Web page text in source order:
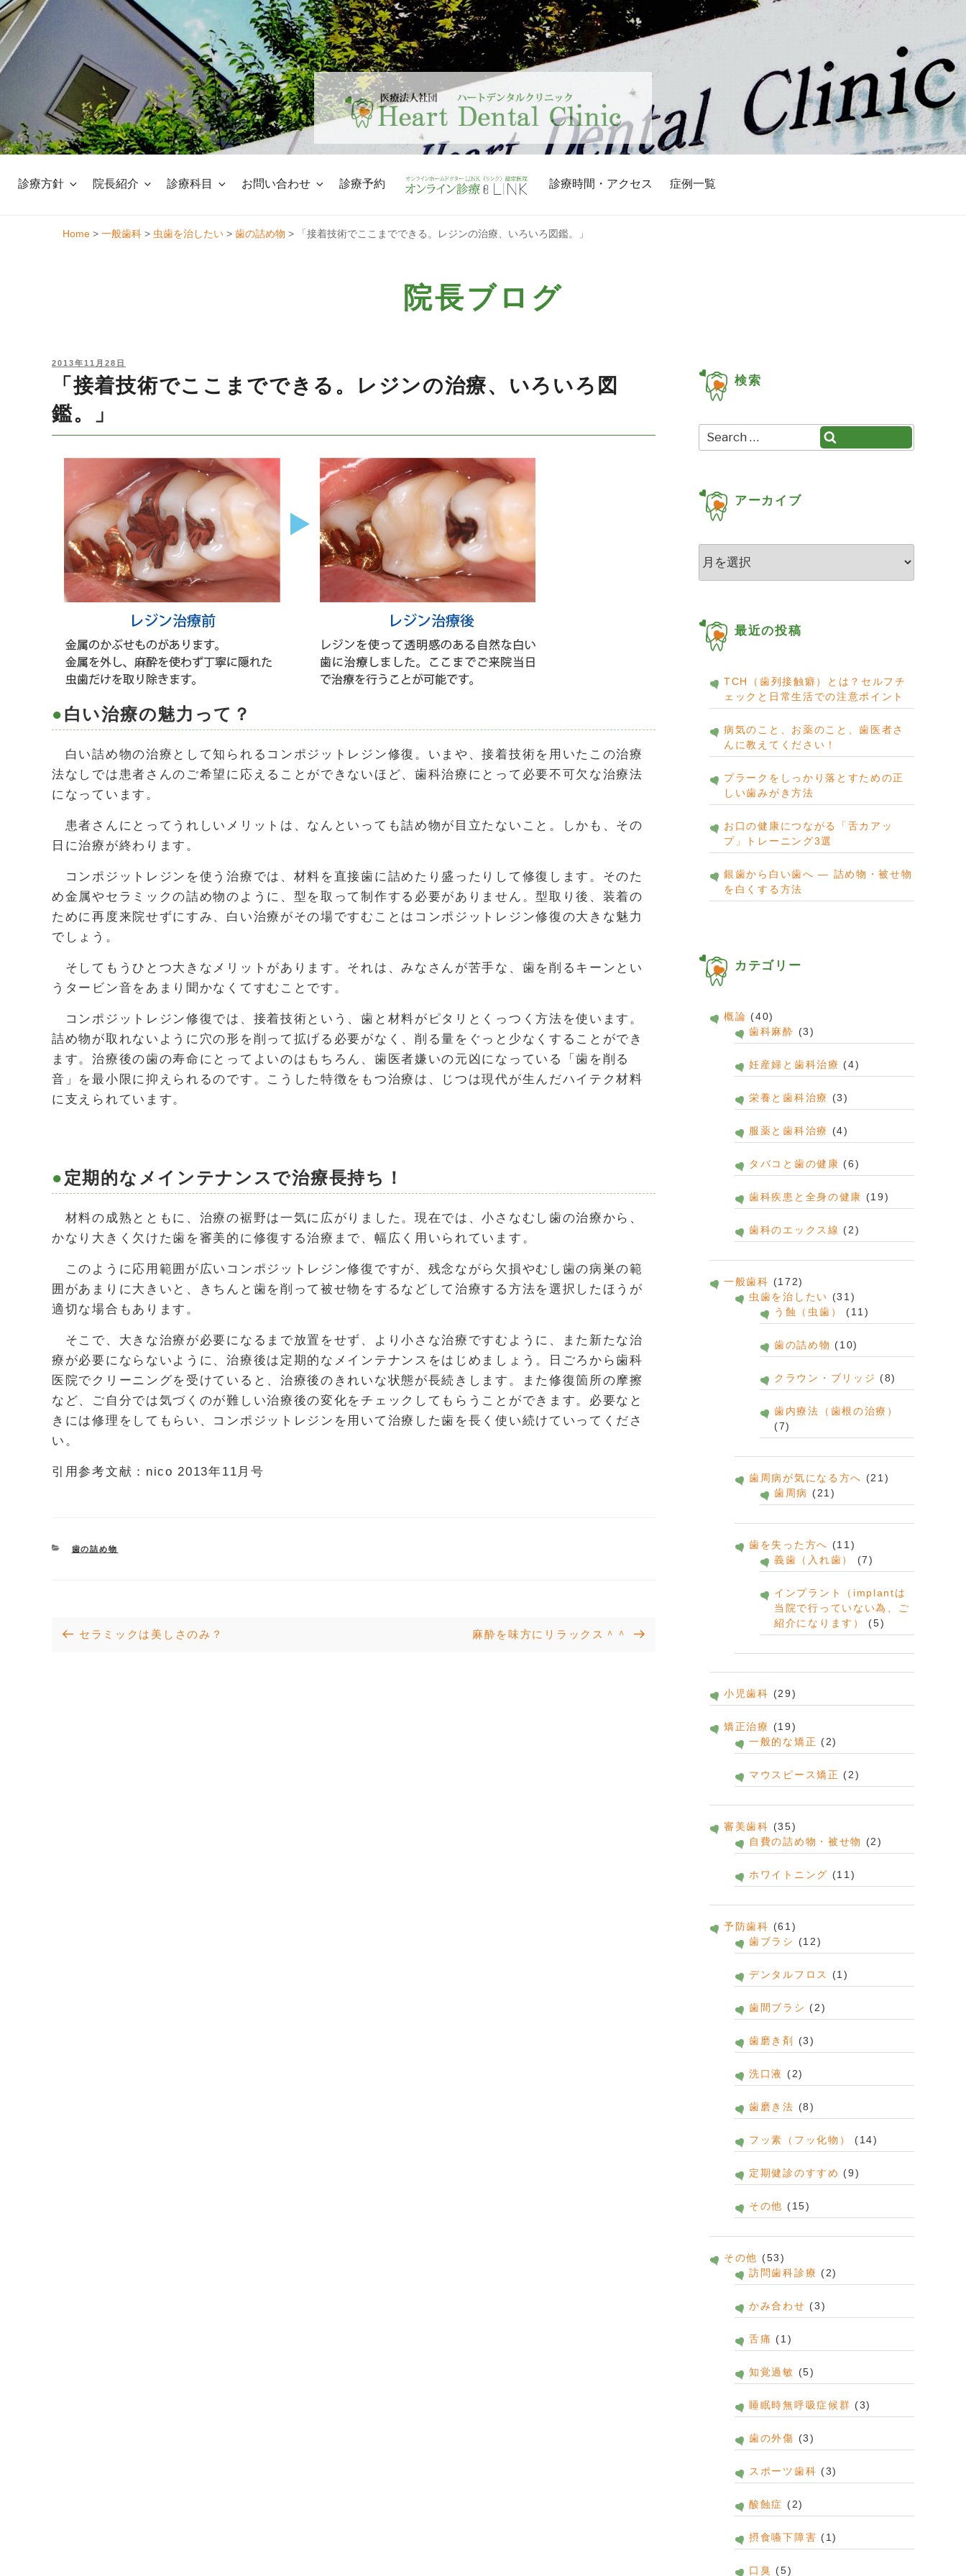
Skip
to
content
診療方針 院長紹介 診療科目 お問い合わせ 診療予約 診療時間・アクセス 症例一覧
Home > 一般歯科 > 虫歯を治したい > 歯の詰め物 > 「接着技術でここまでできる。レジンの治療、いろいろ図鑑。」
院長ブログ
POSTED
ON
2013年11月28日
「接着技術でここまでできる。レジンの治療、いろいろ図
鑑。」
白い治療の魅力って？
白い詰め物の治療として知られるコンポジットレジン修復。いまや、接着技術を用いたこの治療
法なしでは患者さんのご希望に応えることができないほど、歯科治療にとって必要不可欠な治療法
になっています。
患者さんにとってうれしいメリットは、なんといっても詰め物が目立たないこと。しかも、その
日に治療が終わります。
コンポジットレジンを使う治療では、材料を直接歯に詰めたり盛ったりして修復します。そのた
め金属やセラミックの詰め物のように、型を取って制作する必要がありません。型取り後、装着の
ために再度来院せずにすみ、白い治療がその場ですむことはコンポジットレジン修復の大きな魅力
でしょう。
そしてもうひとつ大きなメリットがあります。それは、みなさんが苦手な、歯を削るキーンとい
うタービン音をあまり聞かなくてすむことです。
コンポジットレジン修復では、接着技術という、歯と材料がピタリとくっつく方法を使います。
詰め物が取れないように穴の形を削って拡げる必要がなく、削る量をぐっと少なくすることができ
ます。治療後の歯の寿命にとってよいのはもちろん、歯医者嫌いの元凶になっている「歯を削る
音」を最小限に抑えられるのです。こうした特徴をもつ治療は、じつは現代が生んだハイテク材料
に支えられています。
定期的なメインテナンスで治療長持ち！
材料の成熟とともに、治療の裾野は一気に広がりました。現在では、小さなむし歯の治療から、
かなり大きく欠けた歯を審美的に修復する治療まで、幅広く用いられています。
このように応用範囲が広いコンポジットレジン修復ですが、残念ながら欠損やむし歯の病巣の範
囲があまりに大きいと、きちんと歯を削って被せ物をするなどして治療する方法を選択したほうが
適切な場合もあります。
そこで、大きな治療が必要になるまで放置をせず、より小さな治療ですむように、また新たな治
療が必要にならないように、治療後は定期的なメインテナンスをはじめましょう。日ごろから歯科
医院でクリーニングを受けていると、治療後のきれいな状態が長続きします。また修復箇所の摩擦
など、ご自分では気づくのが難しい治療後の変化をチェックしてもらうことができます。必要なと
きには修理をしてもらい、コンポジットレジンを用いて治療した歯を長く使い続けていってくださ
い。
引用参考文献：nico 2013年11月号
CATEGORIES
歯の詰め物
投
Previous
セラミックは美しさのみ？
Next
麻酔を味方にリラックス＾＾
検索
Search
for:
アーカイブ
ー
カ
最近の投稿
TCH（歯列接触癖）とは？セルフチ
ェックと日常生活での注意ポイント
病気のこと、お薬のこと、歯医者さ
んに教えてください！
プラークをしっかり落とすための正
しい歯みがき方法
お口の健康につながる「舌カアッ
プ」トレーニング3選
銀歯から白い歯へ ― 詰め物・被せ物
を白くする方法
カテゴリー
概論 (40)
歯科麻酔 (3)
妊産婦と歯科治療 (4)
栄養と歯科治療 (3)
服薬と歯科治療 (4)
タバコと歯の健康 (6)
歯科疾患と全身の健康 (19)
歯科のエックス線 (2)
一般歯科 (172)
虫歯を治したい (31)
う蝕（虫歯）
(11)
歯の詰め物 (10)
クラウン・ブリッジ (8)
歯内療法（歯根の治療）
(7)
歯周病が気になる方へ (21)
歯周病
(21)
歯を失った方へ (11)
義歯（入れ歯）
(7)
インプラント（implantは
当院で行っていない為、ご
紹介になります）
(5)
小児歯科 (29)
矯正治療
(19)
一般的な矯正 (2)
マウスピース矯正 (2)
審美歯科 (35)
自費の詰め物・被せ物
(2)
ホワイトニング (11)
予防歯科 (61)
歯ブラシ
(12)
デンタルフロス (1)
歯間ブラシ (2)
歯磨き剤 (3)
洗口液 (2)
歯磨き法 (8)
フッ素（フッ化物） (14)
定期健診のすすめ (9)
その他 (15)
その他 (53)
訪問歯科診療 (2)
かみ合わせ (3)
舌痛 (1)
知覚過敏 (5)
睡眠時無呼吸症候群 (3)
歯の外傷 (3)
スポーツ歯科 (3)
酸蝕症 (2)
摂食嚥下障害 (1)
口臭 (5)